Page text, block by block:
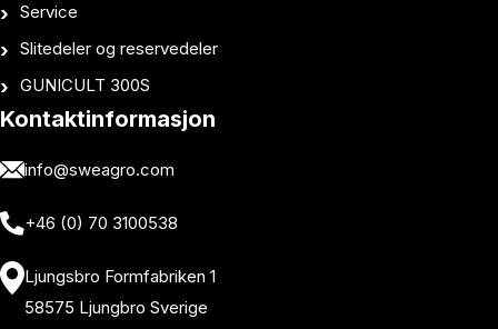
Service
Slitedeler og reservedeler
GUNICULT 300S
Kontaktinformasjon
info@sweagro.com
+46 (0) 70 3100538
Ljungsbro Formfabriken 1
58575 Ljungbro Sverige